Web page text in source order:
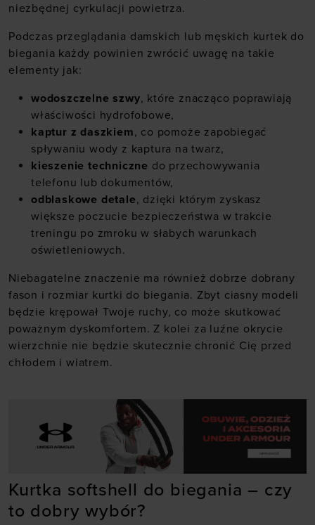
niezbędnej cyrkulacji powietrza.
Podczas przeglądania damskich lub męskich kurtek do
biegania każdy powinien zwrócić uwagę na takie
elementy jak:
wodoszczelne szwy, które znacząco poprawiają
właściwości hydrofobowe,
kaptur z daszkiem, co pomoże zapobiegać
spływaniu wody z kaptura na twarz,
kieszenie techniczne do przechowywania
telefonu lub dokumentów,
odblaskowe detale, dzięki którym zyskasz
większe poczucie bezpieczeństwa w trakcie
treningu po zmroku w słabych warunkach
oświetleniowych.
Niebagatelne znaczenie ma również dobrze dobrany
fason i rozmiar kurtki do biegania. Zbyt ciasny modeli
będzie krępował Twoje ruchy, co może skutkować
poważnym dyskomfortem. Z kolei za luźne okrycie
wierzchnie nie będzie skutecznie chronić Cię przed
chłodem i wiatrem.
Kurtka softshell do biegania – czy
to dobry wybór?